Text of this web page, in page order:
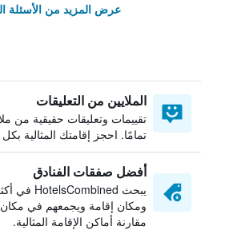
عرض المزيد من الأسئلة
الملايين من التعليقات
تقييمات وتعليقات حقيقية من
تمامًا. احجز إقامتك المثالية
أفضل صفقات الفنادق
ومكان إقامة ويجمعهم في
مقارنة أماكن الإقامة المثالية.